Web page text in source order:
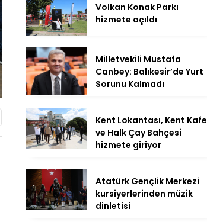
Volkan Konak Parkı
hizmete açıldı
Milletvekili Mustafa
Canbey: Balıkesir’de Yurt
Sorunu Kalmadı
Kent Lokantası, Kent Kafe
ve Halk Çay Bahçesi
hizmete giriyor
Atatürk Gençlik Merkezi
kursiyerlerinden müzik
dinletisi